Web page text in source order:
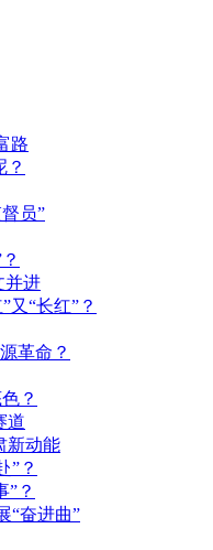
路
？
员”
并进
又“长红”？
革命？
？
道
新动能
”？
”？
“奋进曲”